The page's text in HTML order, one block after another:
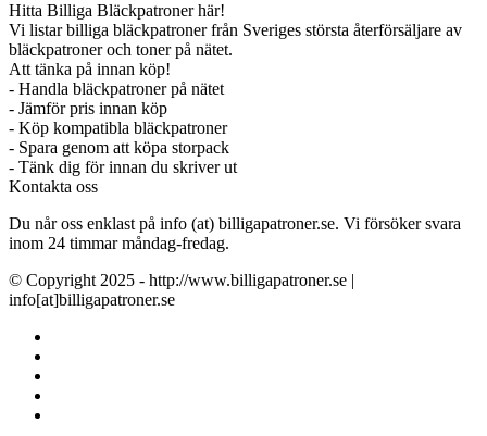
Hitta Billiga Bläckpatroner här!
Vi listar billiga bläckpatroner från Sveriges största återförsäljare av
bläckpatroner och toner på nätet.
Att tänka på innan köp!
- Handla bläckpatroner på nätet
- Jämför pris innan köp
- Köp kompatibla bläckpatroner
- Spara genom att köpa storpack
- Tänk dig för innan du skriver ut
Kontakta oss
Du når oss enklast på info (at) billigapatroner.se. Vi försöker svara
inom 24 timmar måndag-fredag.
© Copyright 2025 - http://www.billigapatroner.se |
info[at]billigapatroner.se